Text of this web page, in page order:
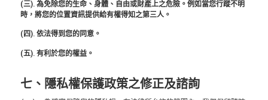
(三). 為免除您的生命、身體、自由或財產上之危險。例如當您行蹤不明
時，將您的位置資訊提供給有權得知之第三人。
(四). 依法得到您的同意。
(五). 有利於您的權益。
七、隱私權保護政策之修正及諮詢